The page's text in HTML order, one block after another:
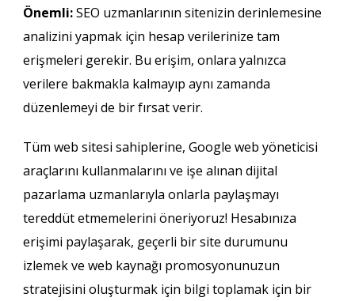
Önemli:SEO uzmanlarının sitenizin derinlemesine
analizini yapmak için hesap verilerinize tam
erişmeleri gerekir. Bu erişim, onlara yalnızca
verilere bakmakla kalmayıp aynı zamanda
düzenlemeyi de bir fırsat verir.
Tüm web sitesi sahiplerine, Google web yöneticisi
araçlarını kullanmalarını ve işe alınan dijital
pazarlama uzmanlarıyla onlarla paylaşmayı
tereddüt etmemelerini öneriyoruz! Hesabınıza
erişimi paylaşarak, geçerli bir site durumunu
izlemek ve web kaynağı promosyonunuzun
stratejisini oluşturmak için bilgi toplamak için bir